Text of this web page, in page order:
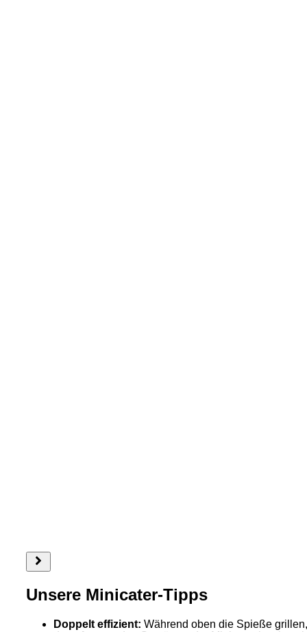
Unsere Minicater-Tipps
Doppelt effizient: Während oben die Spieße grillen,